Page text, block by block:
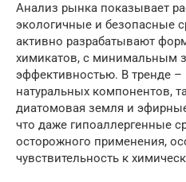
Анализ рынка показывает
экологичные и безопасные
активно разрабатывают
химикатов, с минимальным
эффективностью. В тренде –
натуральных компонентов,
диатомовая земля и
что даже гипоаллергенные
осторожного применения,
чувствительность к